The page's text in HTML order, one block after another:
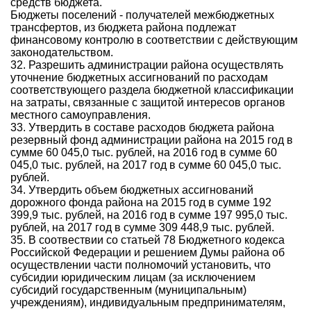
Бюджеты поселений - получателей межбюджетных
трансфертов, из бюджета района подлежат
финансовому контролю в соответствии с действующим
законодательством.
32. Разрешить администрации района осуществлять
уточнение бюджетных ассигнований по расходам
соответствующего раздела бюджетной классификации
на затраты, связанные с защитой интересов органов
местного самоуправления.
33. Утвердить в составе расходов бюджета района
резервный фонд администрации района на 2015 год в
сумме 60 045,0 тыс. рублей, на 2016 год в сумме 60
045,0 тыс. рублей, на 2017 год в сумме 60 045,0 тыс.
рублей.
34. Утвердить объем бюджетных ассигнований
дорожного фонда района на 2015 год в сумме 192
399,9 тыс. рублей, на 2016 год в сумме 197 995,0 тыс.
рублей, на 2017 год в сумме 309 448,9 тыс. рублей.
35. В соотвествии со статьей 78 Бюджетного кодекса
Российской Федерации и решением Думы района об
осуществлении части полномочий установить, что
субсидии юридическим лицам (за исключением
субсидий государственным (муниципальным)
учреждениям), индивидуальным предпринимателям,